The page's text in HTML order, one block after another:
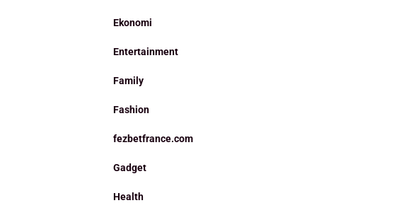
Ekonomi
Entertainment
Family
Fashion
fezbetfrance.com
Gadget
Health